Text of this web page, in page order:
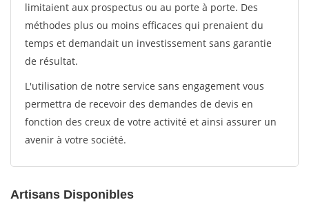
limitaient aux prospectus ou au porte à porte. Des
méthodes plus ou moins efficaces qui prenaient du
temps et demandait un investissement sans garantie
de résultat.
L'utilisation de notre service sans engagement vous
permettra de recevoir des demandes de devis en
fonction des creux de votre activité et ainsi assurer un
avenir à votre société.
Artisans Disponibles